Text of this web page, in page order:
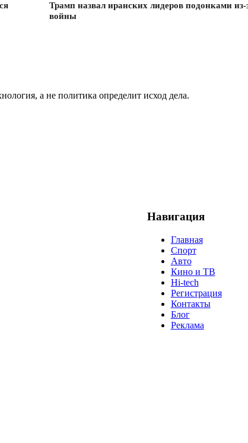
Трамп назвал иранских лидеров подонками из-
войны
а не политика определит исход дела.
Навигация
Главная
Спорт
Авто
Кино и ТВ
Hi-tech
Регистрация
Контакты
Блог
Реклама